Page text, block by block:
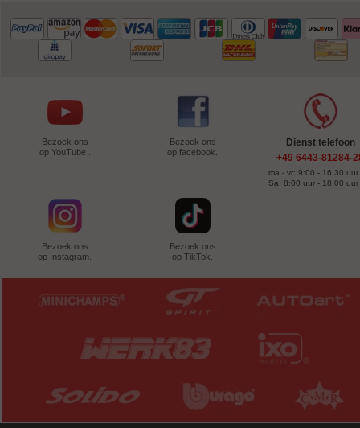
Bezoek ons
op YouTube .
Bezoek ons
op facebook.
Bezoek ons
op Instagram.
Bezoek ons
op TikTok.
Dienst telefoon
+49 6443-81284-
ma - vr: 9:00 - 16:30 uur
Sa: 8:00 uur - 18:00 uur